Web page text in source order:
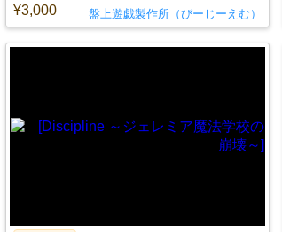
¥3,000 盤上遊戯製作所（びーじーえむ）